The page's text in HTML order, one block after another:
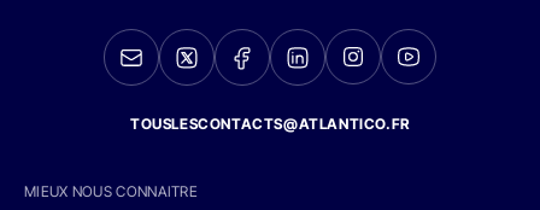
TOUSLESCONTACTS@ATLANTICO.FR
MIEUX NOUS CONNAITRE